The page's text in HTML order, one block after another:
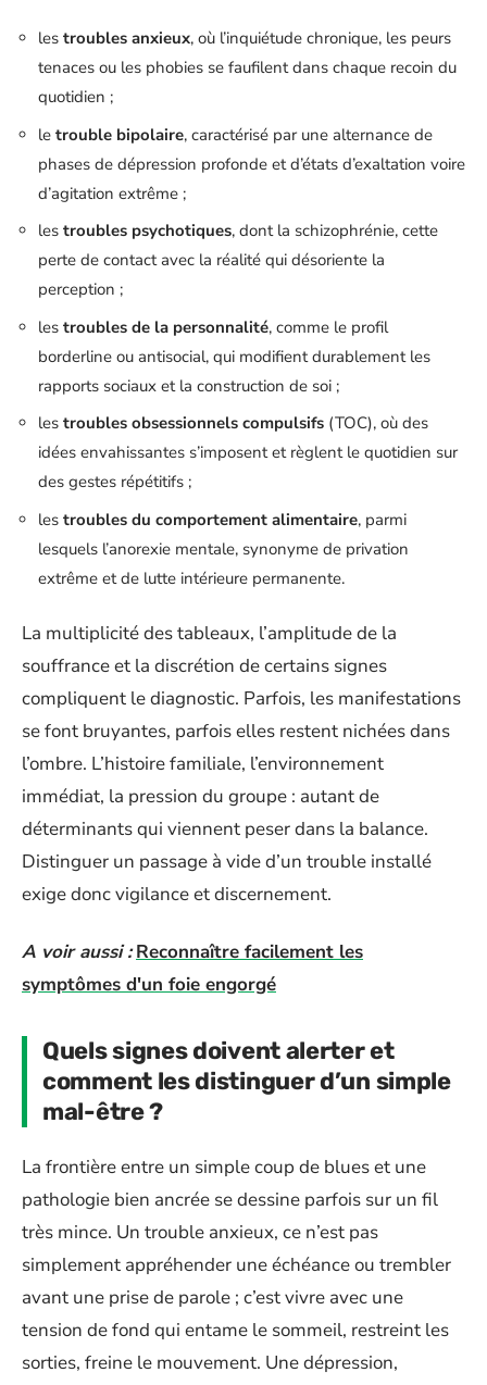
les troubles anxieux, où l’inquiétude chronique, les peurs
tenaces ou les phobies se faufilent dans chaque recoin du
quotidien ;
le trouble bipolaire, caractérisé par une alternance de
phases de dépression profonde et d’états d’exaltation voire
d’agitation extrême ;
les troubles psychotiques, dont la schizophrénie, cette
perte de contact avec la réalité qui désoriente la
perception ;
les troubles de la personnalité, comme le profil
borderline ou antisocial, qui modifient durablement les
rapports sociaux et la construction de soi ;
les troubles obsessionnels compulsifs (TOC), où des
idées envahissantes s’imposent et règlent le quotidien sur
des gestes répétitifs ;
les troubles du comportement alimentaire, parmi
lesquels l’anorexie mentale, synonyme de privation
extrême et de lutte intérieure permanente.
La multiplicité des tableaux, l’amplitude de la
souffrance et la discrétion de certains signes
compliquent le diagnostic. Parfois, les manifestations
se font bruyantes, parfois elles restent nichées dans
l’ombre. L’histoire familiale, l’environnement
immédiat, la pression du groupe : autant de
déterminants qui viennent peser dans la balance.
Distinguer un passage à vide d’un trouble installé
exige donc vigilance et discernement.
A voir aussi : Reconnaître facilement les
symptômes d'un foie engorgé
Quels signes doivent alerter et
comment les distinguer d’un simple
mal-être ?
La frontière entre un simple coup de blues et une
pathologie bien ancrée se dessine parfois sur un fil
très mince. Un trouble anxieux, ce n’est pas
simplement appréhender une échéance ou trembler
avant une prise de parole ; c’est vivre avec une
tension de fond qui entame le sommeil, restreint les
sorties, freine le mouvement. Une dépression,